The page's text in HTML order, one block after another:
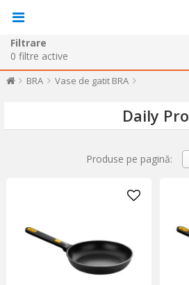
Filtrare
0 filtre active
BRA Vase de gatit BRA
Daily Pro
Produse pe pagină: